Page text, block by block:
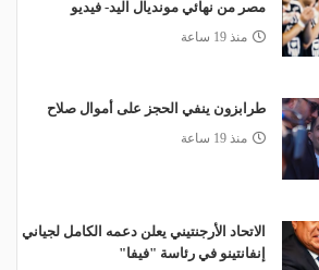
مصر من نهائي مونديال اليد- فيديو
منذ 19 ساعة
طرابزون ينفي الحجز على أموال صلاح
منذ 19 ساعة
الاتحاد الأرجنتيني يعلن دعمه الكامل لجياني
إنفانتينو في رئاسة "فيفا"